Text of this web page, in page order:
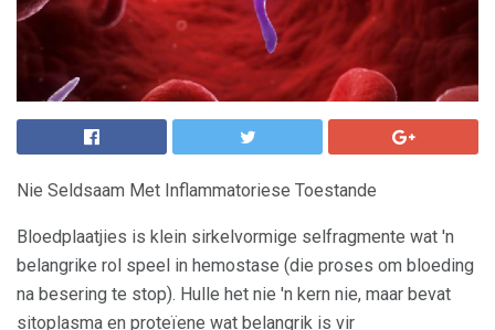
Nie Seldsaam Met Inflammatoriese Toestande
Bloedplaatjies is klein sirkelvormige selfragmente wat 'n
belangrike rol speel in hemostase (die proses om bloeding
na besering te stop). Hulle het nie 'n kern nie, maar bevat
sitoplasma en proteïene wat belangrik is vir